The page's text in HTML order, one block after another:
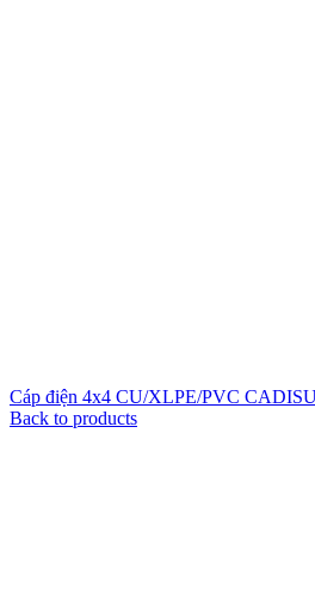
Cáp điện 4x4 CU/XLPE/PVC
Back to products